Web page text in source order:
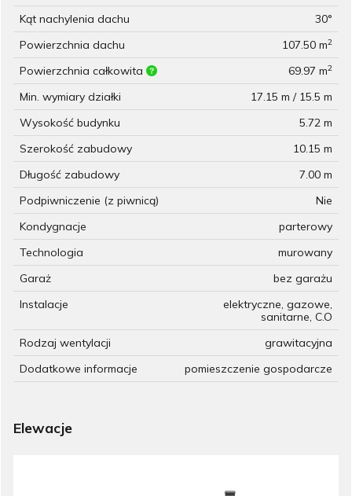
Kąt nachylenia dachu
30°
Powierzchnia dachu
107.50 m2
Powierzchnia całkowita 69.97 m2
Min. wymiary działki
17.15 m / 15.5 m
Wysokość budynku
5.72 m
Szerokość zabudowy
10.15 m
Długość zabudowy
7.00 m
Podpiwniczenie (z piwnicą)
Nie
Kondygnacje
parterowy
Technologia
murowany
Garaż
bez garażu
Instalacje
elektryczne, gazowe,
sanitarne, C.O
Rodzaj wentylacji
grawitacyjna
Dodatkowe informacje
pomieszczenie gospodarcze
Elewacje